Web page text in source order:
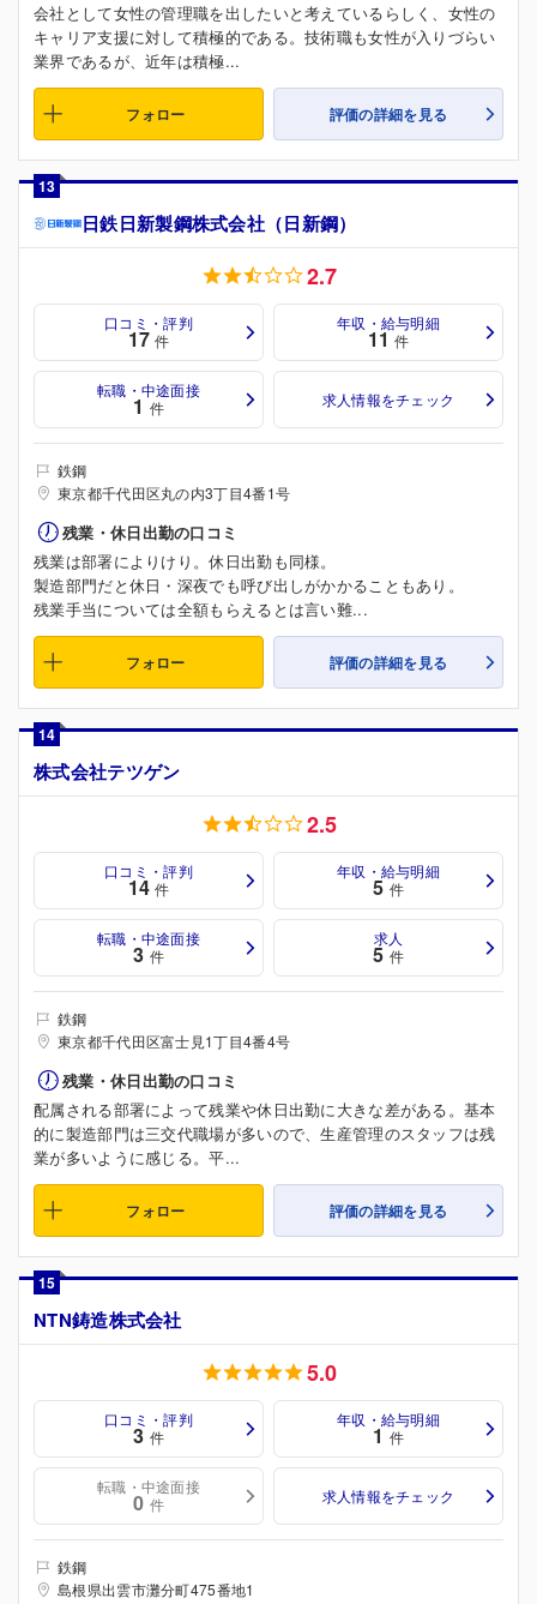
会社として女性の管理職を出したいと考えているらしく、女性の
キャリア支援に対して積極的である。技術職も女性が入りづらい
業界であるが、近年は積極...
フォロー 評価の詳細を見る
13
日鉄日新製鋼株式会社（日新鋼）
2.7
口コミ・評判
17 件
年収・給与明細
11 件
転職・中途面接
1 件 求人情報をチェック
鉄鋼
東京都千代田区丸の内3丁目4番1号
残業・休日出勤の口コミ
残業は部署によりけり。休日出勤も同様。
製造部門だと休日・深夜でも呼び出しがかかることもあり。
残業手当については全額もらえるとは言い難...
フォロー 評価の詳細を見る
14
株式会社テツゲン
2.5
口コミ・評判
14 件
年収・給与明細
5 件
転職・中途面接
3 件
求人
5 件
鉄鋼
東京都千代田区富士見1丁目4番4号
残業・休日出勤の口コミ
配属される部署によって残業や休日出勤に大きな差がある。基本
的に製造部門は三交代職場が多いので、生産管理のスタッフは残
業が多いように感じる。平...
フォロー 評価の詳細を見る
15
NTN鋳造株式会社
5.0
口コミ・評判
3 件
年収・給与明細
1 件
転職・中途面接
0 件 求人情報をチェック
鉄鋼
島根県出雲市灘分町475番地1